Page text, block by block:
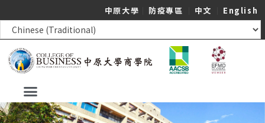
中原大學 防疫專區 中文 English